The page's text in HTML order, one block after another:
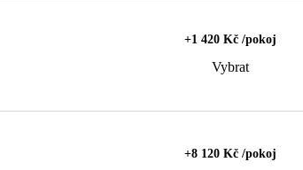
+1 420 Kč /pokoj
Vybrat
+8 120 Kč /pokoj